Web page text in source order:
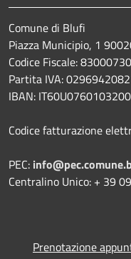
Comune di Blufi
Piazza Municipio, 1
Codice Fiscale:
Partita IVA:
IBAN:
Codice fatturazione
PEC:
Centralino Unico: + 39
Prenotazione